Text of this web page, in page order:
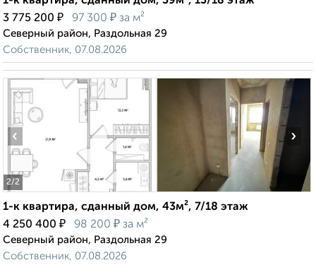
3 775 200 ₽ 97 300 ₽ за м²
Северный район, Раздольная 29
Собственник, 07.08.2026
2/2
‹ ›
1-к квартира, сданный дом, 43м², 7/18 этаж
4 250 400 ₽ 98 200 ₽ за м²
Северный район, Раздольная 29
Собственник, 07.08.2026